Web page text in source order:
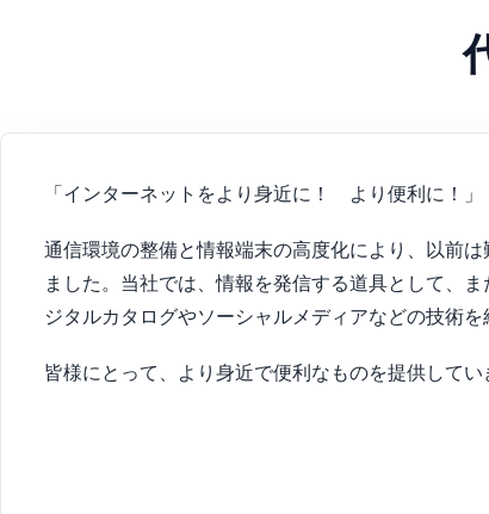
「インターネットをより身近に！ より便利に！」
通信環境の整備と情報端末の高度化により、以前
ました。当社では、情報を発信する道具として、
ジタルカタログやソーシャルメディアなどの技術
皆様にとって、より身近で便利なものを提供してい